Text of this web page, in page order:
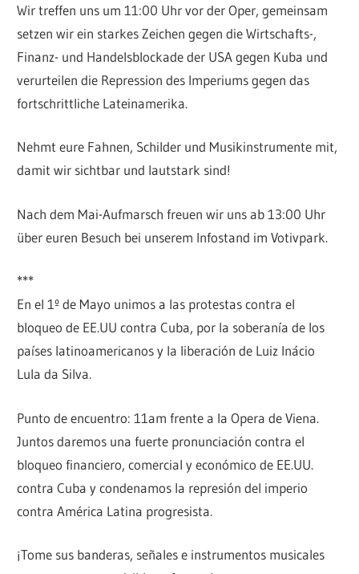
Wir treffen uns um 11:00 Uhr vor der Oper, gemeinsam
setzen wir ein starkes Zeichen gegen die Wirtschafts-,
Finanz- und Handelsblockade der USA gegen Kuba und
verurteilen die Repression des Imperiums gegen das
fortschrittliche Lateinamerika.
Nehmt eure Fahnen, Schilder und Musikinstrumente mit,
damit wir sichtbar und lautstark sind!
Nach dem Mai-Aufmarsch freuen wir uns ab 13:00 Uhr
über euren Besuch bei unserem Infostand im Votivpark.
***
En el 1º de Mayo unimos a las protestas contra el
bloqueo de EE.UU contra Cuba, por la soberanía de los
países latinoamericanos y la liberación de Luiz Inácio
Lula da Silva.
Punto de encuentro: 11am frente a la Opera de Viena.
Juntos daremos una fuerte pronunciación contra el
bloqueo financiero, comercial y económico de EE.UU.
contra Cuba y condenamos la represión del imperio
contra América Latina progresista.
¡Tome sus banderas, señales e instrumentos musicales